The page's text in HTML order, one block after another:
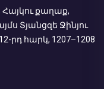
քաղաք,
Տյանցզե Ջինյու
րդ հարկ, 1207–1208